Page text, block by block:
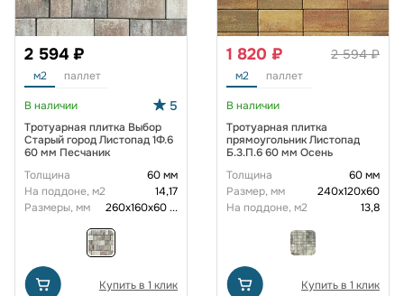
2 594 ₽
м2 паллет
В наличии 5
Тротуарная плитка Выбор
Старый город Листопад 1Ф.6
60 мм Песчаник
Толщина
60 мм
На поддоне, м2
14,17
Размеры, мм
260х160х60...
Купить в 1 клик
2 594 ₽
1 820 ₽
м2 паллет
В наличии
Тротуарная плитка
прямоугольник Листопад
Б.3.П.6 60 мм Осень
Толщина
60 мм
Размер, мм
240х120х60
На поддоне, м2
13,8
Купить в 1 клик